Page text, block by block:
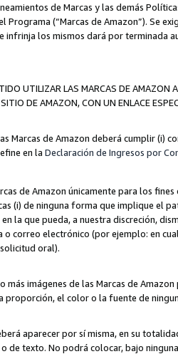
de Marcas y las demás
Programa (“Marcas de Amazon”). Se
infrinja los mismos dará por terminada
UTILIZAR LAS MARCAS DE
DE AMAZON, CON UN ENLACE
Marcas de Amazon deberá cumplir (i)
en la Declaración de Ingresos por
de Amazon únicamente para los
(i) de ninguna forma que implique el
la que pueda, a nuestra discreción,
o correo electrónico (por ejemplo: en
oral).
más imágenes de las Marcas de
proporción, el color o la fuente de
aparecer por sí misma, en su
de texto. No podrá colocar, bajo